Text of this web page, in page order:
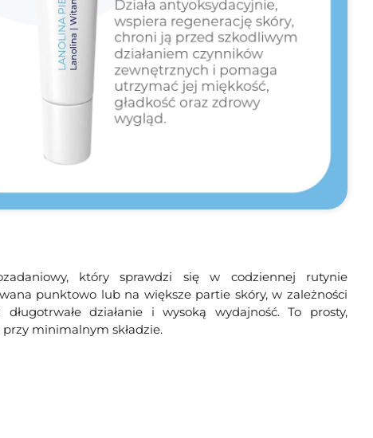
który sprawdzi się w codziennej rutynie
punktowo lub na większe partie skóry, w zależności
działanie i wysoką wydajność. To prosty,
minimalnym składzie.